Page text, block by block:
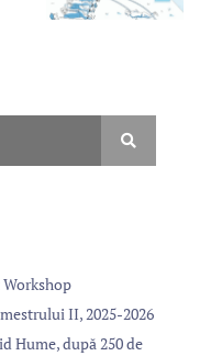
II, 2025-2026
Hume, după 250 de